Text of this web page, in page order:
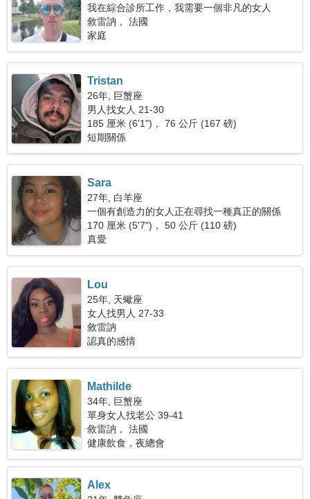
我在綜合診所工作，我需要一個非凡的女人
敘雷訥， 法國
家庭
Tristan
26年, 巨蟹座
男人找女人 21-30
185 厘米 (6'1")， 76 公斤 (167 磅)
短期關係
Sara
27年, 白羊座
一個有創造力的女人正在尋找一種真正的關係
170 厘米 (5'7")， 50 公斤 (110 磅)
真愛
Lou
25年, 天蠍座
女人找男人 27-33
敘雷訥
認真的感情
Mathilde
34年, 巨蟹座
單身女人找老公 39-41
敘雷訥， 法國
健康飲食，夜總會
Alex